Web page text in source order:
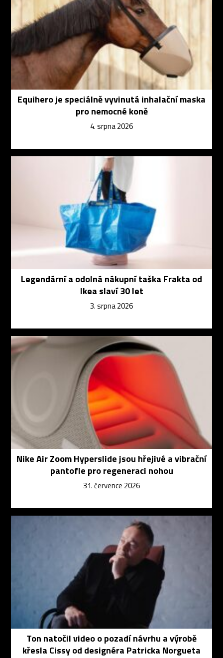
Equihero je speciálně vyvinutá inhalační maska
pro nemocné koně
4. srpna 2026
Legendární a odolná nákupní taška Frakta od
Ikea slaví 30 let
3. srpna 2026
Nike Air Zoom Hyperslide jsou hřejivé a vibrační
pantofle pro regeneraci nohou
31. července 2026
Ton natočil video o pozadí návrhu a výrobě
křesla Cissy od designéra Patricka Norgueta